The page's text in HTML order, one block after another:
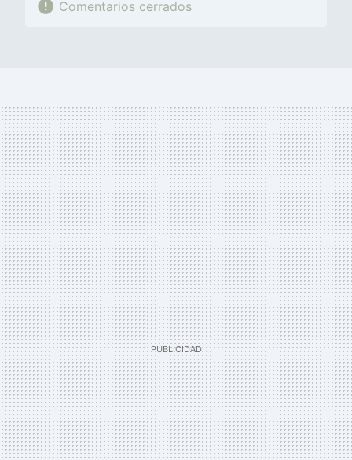
Comentarios cerrados